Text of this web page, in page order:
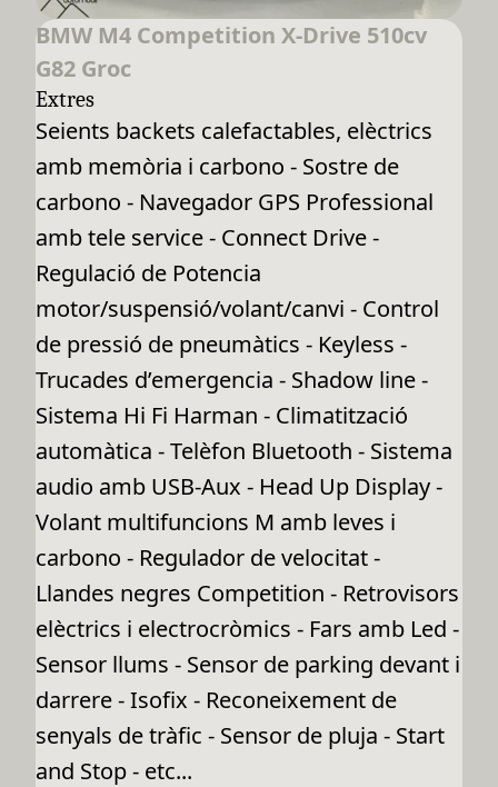
BMW M4 Competition X-Drive 510cv
G82 Groc
Extres
Seients backets calefactables, elèctrics
amb memòria i carbono - Sostre de
carbono - Navegador GPS Professional
amb tele service - Connect Drive -
Regulació de Potencia
motor/suspensió/volant/canvi - Control
de pressió de pneumàtics - Keyless -
Trucades d’emergencia - Shadow line -
Sistema Hi Fi Harman - Climatització
automàtica - Telèfon Bluetooth - Sistema
audio amb USB-Aux - Head Up Display -
Volant multifuncions M amb leves i
carbono - Regulador de velocitat -
Llandes negres Competition - Retrovisors
elèctrics i electrocròmics - Fars amb Led -
Sensor llums - Sensor de parking devant i
darrere - Isofix - Reconeixement de
senyals de tràfic - Sensor de pluja - Start
and Stop - etc...